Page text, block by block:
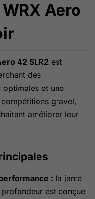
Aero
42 SLR2 est
des
optimales et une
gravel,
améliorer leur
: la jante
est conçue